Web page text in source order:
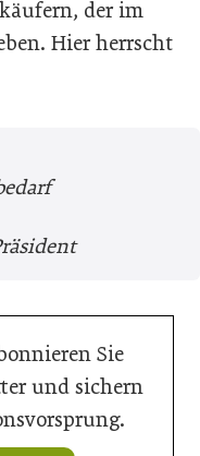
der im
Hier herrscht
Sie
und sichern